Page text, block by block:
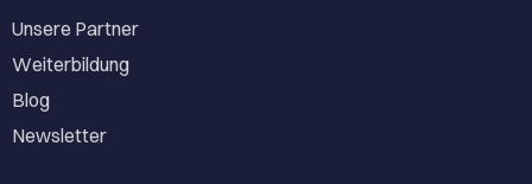
Unsere Partner
Weiterbildung
Blog
Newsletter